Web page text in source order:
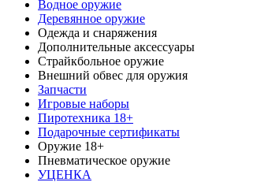
Водное оружие
Деревянное оружие
Одежда и снаряжения
Дополнительные аксессуары
Страйкбольное оружие
Внешний обвес для оружия
Запчасти
Игровые наборы
Пиротехника 18+
Подарочные сертификаты
Оружие 18+
Пневматическое оружие
УЦЕНКА